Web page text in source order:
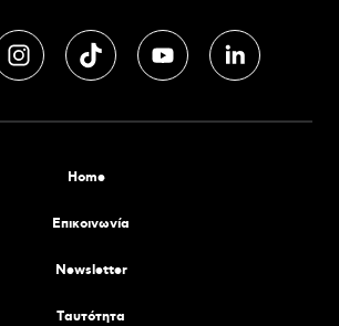
Home
Επικοινωνία
Newsletter
Tαυτότητα